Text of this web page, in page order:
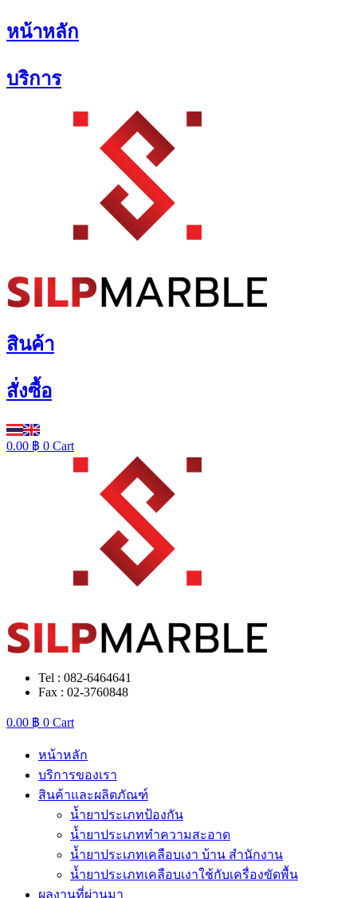
Skip
to
หน้าหลัก
บริการ
สินค้า
สั่งซื้อ
0.00 ฿ 0 Cart
Tel : 082-6464641
Fax : 02-3760848
0.00 ฿ 0 Cart
หน้าหลัก
บริการของเรา
สินค้าและผลิตภัณฑ์
น้ำยาประเภทป้องกัน
น้ำยาประเภททำความสะอาด
น้ำยาประเภทเคลือบเงา บ้าน สำนักงาน
น้ำยาประเภทเคลือบเงาใช้กับเครื่องขัดพื้น
ผลงานที่ผ่านมา